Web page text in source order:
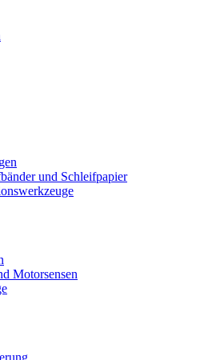
und Schleifpapier
Motorsensen